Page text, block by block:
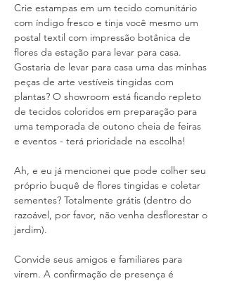
Crie estampas em um tecido comunitário
com índigo fresco e tinja você mesmo um
postal textil com impressão botânica de
flores da estação para levar para casa.
Gostaria de levar para casa uma das minhas
peças de arte vestíveis tingidas com
plantas? O showroom está ficando repleto
de tecidos coloridos em preparação para
uma temporada de outono cheia de feiras
e eventos - terá prioridade na escolha!
Ah, e eu já mencionei que pode colher seu
próprio buquê de flores tingidas e coletar
sementes? Totalmente grátis (dentro do
razoável, por favor, não venha desflorestar o
jardim).
Convide seus amigos e familiares para
virem. A confirmação de presença é